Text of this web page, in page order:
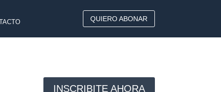
QUIERO ABONAR
INSCRIBITE AHORA